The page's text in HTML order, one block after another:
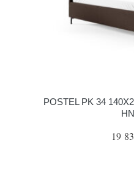
POSTEL PK 34
19